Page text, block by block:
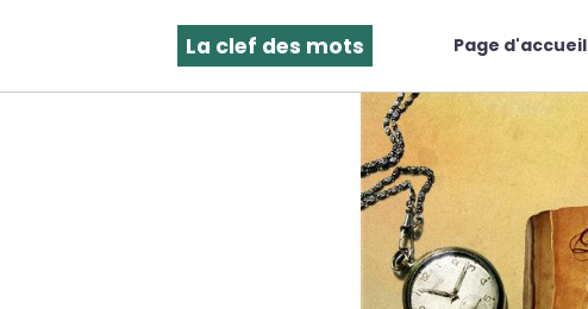
La clef des mots Page d'accueil